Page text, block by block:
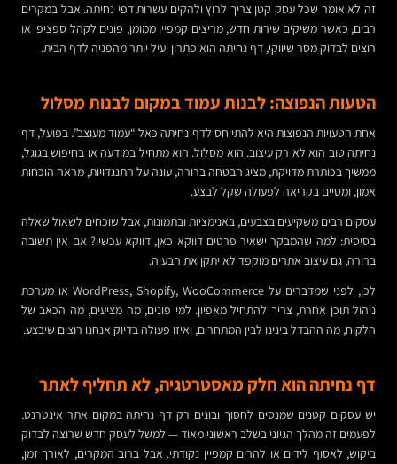
זה לא אומר שכל עסק קטן צריך לרוץ ולהקים עשרות דפי נחיתה. אבל במקרים
רבים, כאשר משיקים שירות חדש, מריצים קמפיין ממומן, פונים לקהל ספציפי או
רוצים לבדוק מסר שיווקי, דף נחיתה הוא פתרון יעיל יותר מהפניה לדף הבית.
הטעות הנפוצה: לבנות עמוד במקום לבנות מסלול
אחת הטעויות הנפוצות היא להתייחס לדף נחיתה כאל “עמוד מעוצב”. בפועל, דף
נחיתה טוב הוא לא רק עיצוב. הוא מסלול. הוא מתחיל במודעה או בחיפוש בגוגל,
ממשיך בכותרת מדויקת, מציג הבטחה ברורה, עונה על התנגדויות, מראה הוכחות
אמון, ומסיים בקריאה לפעולה שקל לבצע.
עסקים רבים משקיעים בצבעים, באנימציות ובתמונות, אבל שוכחים לשאול שאלה
בסיסית: למה שהמבקר ישאיר פרטים דווקא כאן, דווקא עכשיו? אם אין תשובה
ברורה, גם עיצוב אתרים מוקפד לא יתקן את הבעיה.
לכן, לפני שמדברים על WordPress, Shopify, WooCommerce או מערכת
ניהול תוכן אחרת, צריך להתחיל מאפיון. למי פונים, מה מציעים, מה הכאב של
הלקוח, מה ההבדל בינינו לבין המתחרים, ואיזו פעולה בדיוק אנחנו רוצים שיבצע.
דף נחיתה הוא חלק מאסטרטגיה, לא תחליף לאתר
יש עסקים קטנים שמנסים לחסוך ובונים רק דף נחיתה במקום אתר אינטרנט.
לפעמים זה מהלך הגיוני בשלב ראשוני מאוד — למשל לעסק חדש שרוצה לבדוק
ביקוש, לאסוף לידים או להרים קמפיין נקודתי. אבל ברוב המקרים, לאורך זמן,